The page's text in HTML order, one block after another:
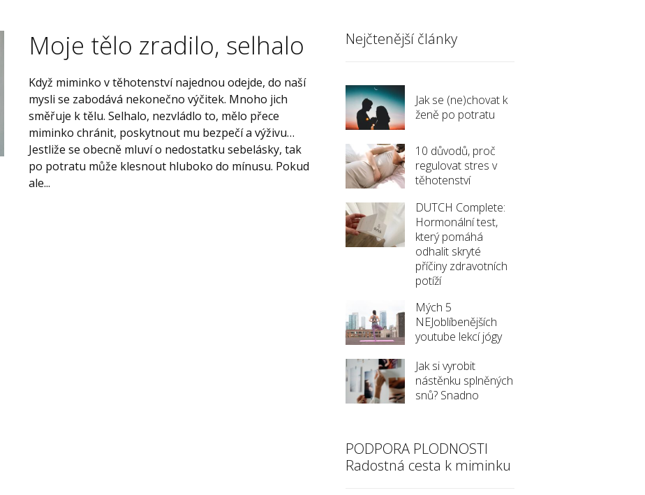
Moje tělo zradilo, selhalo
Když miminko v těhotenství najednou odejde, do naší
mysli se zabodává nekonečno výčitek. Mnoho jich
směřuje k tělu. Selhalo, nezvládlo to, mělo přece
miminko chránit, poskytnout mu bezpečí a výživu…
Jestliže se obecně mluví o nedostatku sebelásky, tak
po potratu může klesnout hluboko do mínusu. Pokud
ale...
Nejčtenější články
Jak se (ne)chovat k
ženě po potratu
10 důvodů, proč
regulovat stres v
těhotenství
DUTCH Complete:
Hormonální test,
který pomáhá
odhalit skryté
příčiny zdravotních
potíží
Mých 5
NEJoblíbenějších
youtube lekcí jógy
Jak si vyrobit
nástěnku splněných
snů? Snadno
PODPORA PLODNOSTI
Radostná cesta k miminku